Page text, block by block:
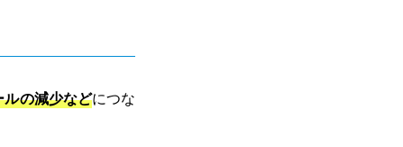
の減少などにつな